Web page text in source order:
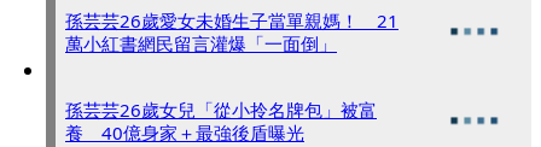
孫芸芸26歲愛女未婚生子當單親媽！ 21
萬小紅書網民留言灌爆「一面倒」
孫芸芸26歲女兒「從小拎名牌包」被富
養 40億身家＋最強後盾曝光